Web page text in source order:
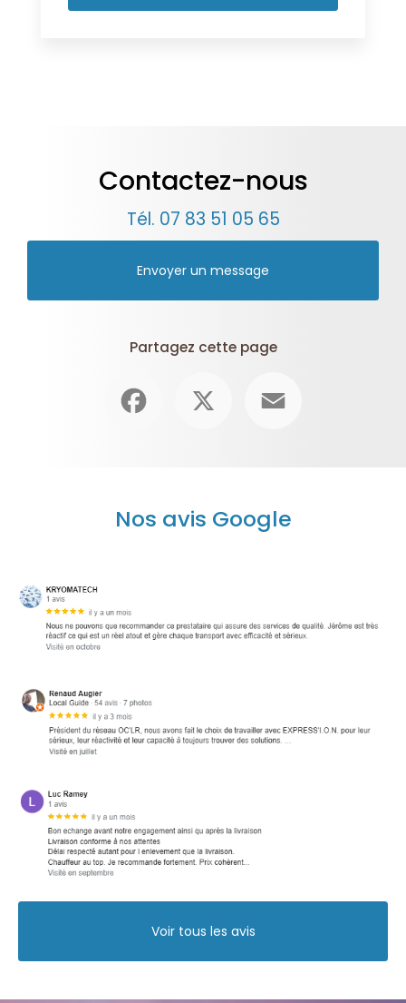
Contactez-nous
Tél. 07 83 51 05 65
Envoyer un message
Partagez cette page
Nos avis Google
Voir tous les avis